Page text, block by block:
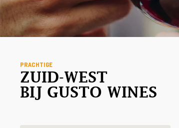
PRACHTIGE
ZUID-WEST
BIJ GUSTO WINES